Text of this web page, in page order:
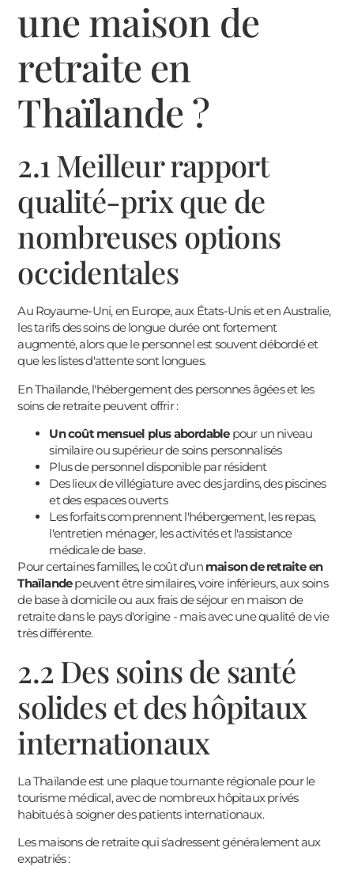
une maison de
retraite en
Thaïlande ?
2.1 Meilleur rapport
qualité-prix que de
nombreuses options
occidentales
Au Royaume-Uni, en Europe, aux États-Unis et en Australie,
les tarifs des soins de longue durée ont fortement
augmenté, alors que le personnel est souvent débordé et
que les listes d'attente sont longues.
En Thaïlande, l'hébergement des personnes âgées et les
soins de retraite peuvent offrir :
Un coût mensuel plus abordablepour un niveau
similaire ou supérieur de soins personnalisés
Plus de personnel disponible par résident
Des lieux de villégiature avec des jardins, des piscines
et des espaces ouverts
Les forfaits comprennent l'hébergement, les repas,
l'entretien ménager, les activités et l'assistance
médicale de base.
Pour certaines familles, le coût d'un maison de retraite en
Thaïlandepeuvent être similaires, voire inférieurs, aux soins
de base à domicile ou aux frais de séjour en maison de
retraite dans le pays d'origine - mais avec une qualité de vie
très différente.
2.2 Des soins de santé
solides et des hôpitaux
internationaux
La Thaïlande est une plaque tournante régionale pour le
tourisme médical, avec de nombreux hôpitaux privés
habitués à soigner des patients internationaux.
Les maisons de retraite qui s'adressent généralement aux
expatriés :